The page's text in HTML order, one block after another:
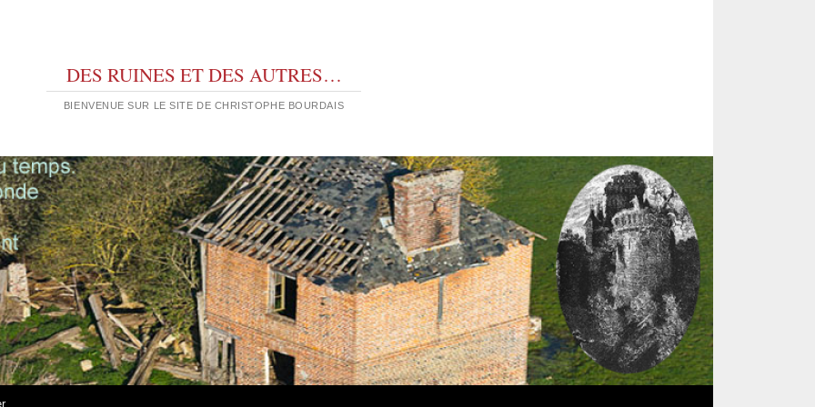
DES RUINES ET DES AUTRES…
BIENVENUE SUR LE SITE DE CHRISTOPHE BOURDAIS